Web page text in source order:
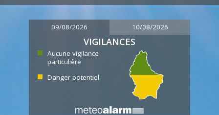
09/08/2026 10/08/2026
VIGILANCES
Aucune vigilance
particulière
Danger potentiel